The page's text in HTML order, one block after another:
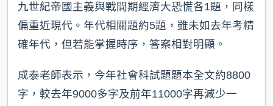
九世紀帝國主義與戰間期經濟大恐慌各1題，同樣
偏重近現代。年代相關題約5題，雖未如去年考精
確年代，但若能掌握時序，答案相對明顯。
成泰老師表示，今年社會科試題題本全文約8800
字，較去年9000多字及前年11000字再減少一